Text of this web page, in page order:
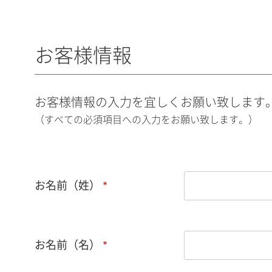
お客様情報
お客様情報の入力を宜しくお願い致します
（すべての必須項目への入力をお願い致します。）
お名前（姓）
お名前（名）